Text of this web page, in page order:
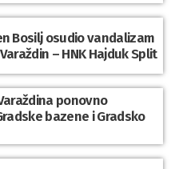
Bosilj osudio vandalizam
– HNK Hajduk Split
ponovno
bazene i Gradsko